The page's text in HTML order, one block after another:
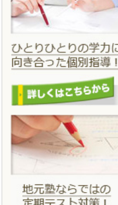
「合格実績」 を更新しました。
2022/02/25
「春期講習」「春のはじめて
2021/11/19
「冬期講習」「冬のはじめて
2021/06/18
「夏期講習」 「夏のはじめて
合格実績」、「年間スケジュ
」を更新しました。